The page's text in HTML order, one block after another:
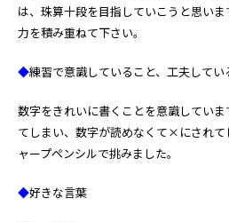
は、珠算十段を目指していこうと思い
力を積み重ねて下さい。
◆練習で意識していること、工夫してい
数字をきれいに書くことを意識してい
てしまい、数字が読めなくて×にされて
ャープペンシルで挑みました。
◆好きな言葉